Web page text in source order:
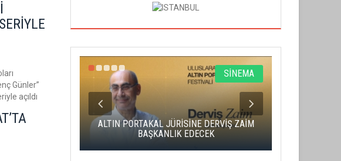
Günler”
açıldı
SANATLAR
İLK
YAPACAK
SİNEMA
ALTIN PORTAKAL JÜRİSİNE DERVİŞ ZAİM
BAŞKANLIK EDECEK